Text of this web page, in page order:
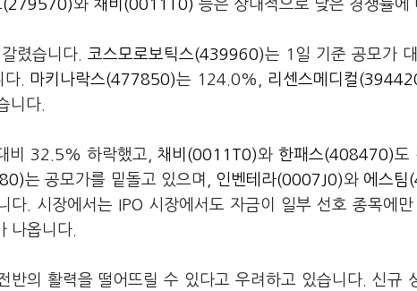
(279570)와 채비(0011T0) 등은 상대적으로 낮은 경쟁률에
렸습니다. 코스모로보틱스(439960)는 1일 기준 공모가
. 마키나락스(477850)는 124.0%, 리센스메디컬
니다.
비 32.5% 하락했고, 채비(0011T0)와 한패스(408470)도
는 공모가를 밑돌고 있으며, 인벤테라(0007J0)와 에스팀
다. 시장에서는 IPO 시장에서도 자금이 일부 선호 종목에
나옵니다.
반의 활력을 떨어뜨릴 수 있다고 우려하고 있습니다. 신규